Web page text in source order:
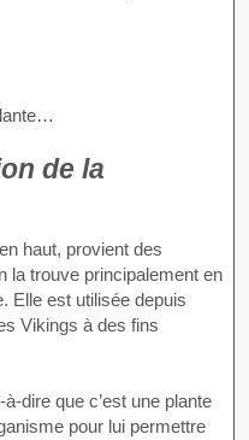
de la
haut, provient des
la trouve principalement en
Elle est utilisée depuis
Vikings à des fins
dire que c’est une plante
pour lui permettre